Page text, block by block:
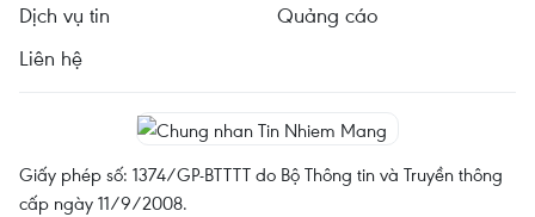
Dịch vụ tin
Quảng cáo
Liên hệ
Giấy phép số: 1374/GP-BTTTT do Bộ Thông tin và Truyền thông
cấp ngày 11/9/2008.